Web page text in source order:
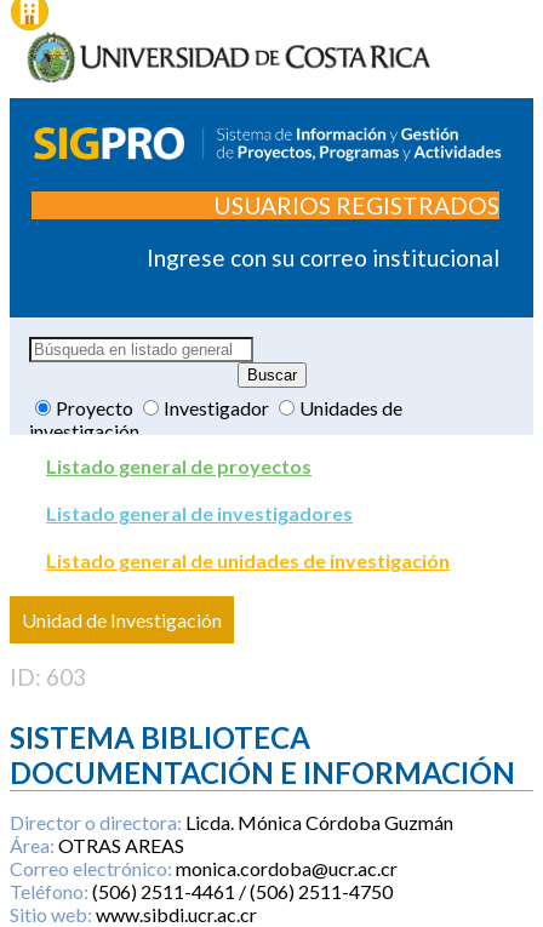
USUARIOS REGISTRADOS
Ingrese con su correo institucional
Proyecto Investigador
Unidades de
investigación
Listado general de proyectos
Listado general de investigadores
Listado general de unidades de investigación
Unidad de Investigación
ID: 603
SISTEMA BIBLIOTECA
DOCUMENTACIÓN E INFORMACIÓN
Director o directora: Licda. Mónica Córdoba Guzmán
Área: OTRAS AREAS
Correo electrónico: monica.cordoba@ucr.ac.cr
Teléfono: (506) 2511-4461 / (506) 2511-4750
Sitio web: www.sibdi.ucr.ac.cr